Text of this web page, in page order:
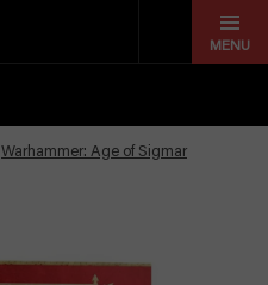
Warhammer: Age of Sigmar